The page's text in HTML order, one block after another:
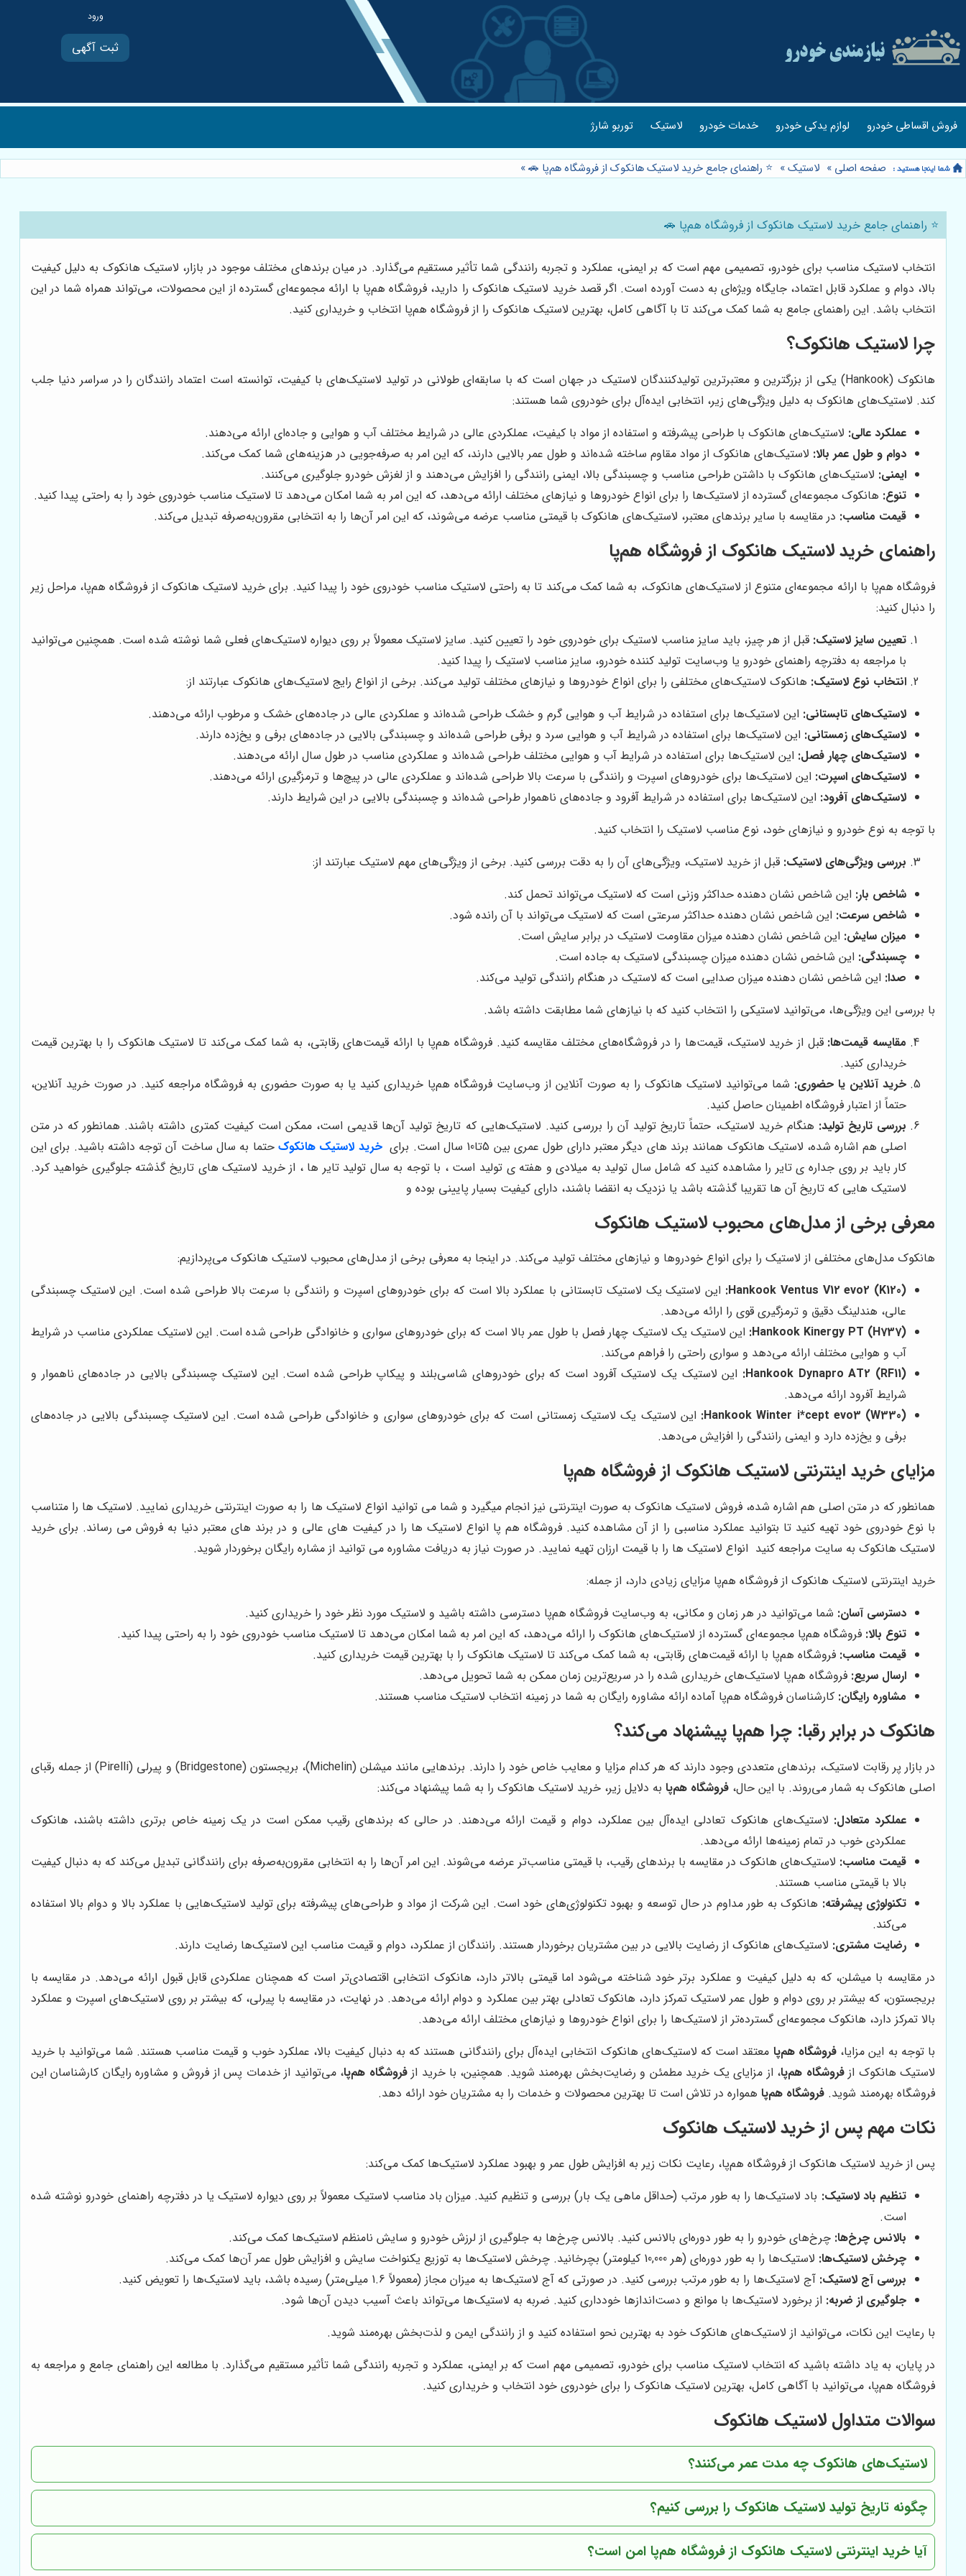
ثبت آگهی
فروش اقساطی خودرو لوازم یدکی خودرو خدمات خودرو لاستیک توربو شارژ
صفحه اصلی » لاستیک» ⭐️ راهنمای جامع خرید لاستیک هانکوک از فروشگاه هم‌پا 🚗»
⭐️ راهنمای جامع خرید لاستیک هانکوک از فروشگاه هم‌پا 🚗
انتخاب لاستیک مناسب برای خودرو، تصمیمی مهم است که بر ایمنی، عملکرد و تجربه رانندگی شما تأثیر مستقیم می‌گذارد. در میان برندهای مختلف موجود در بازار، لاستیک هانکوک به دلیل کیفیت
بالا، دوام و عملکرد قابل اعتماد، جایگاه ویژه‌ای به دست آورده است. اگر قصد خرید لاستیک هانکوک را دارید، فروشگاه هم‌پا با ارائه مجموعه‌ای گسترده از این محصولات، می‌تواند همراه شما در این
انتخاب باشد. این راهنمای جامع به شما کمک می‌کند تا با آگاهی کامل، بهترین لاستیک هانکوک را از فروشگاه هم‌پا انتخاب و خریداری کنید.
چرا لاستیک هانکوک؟
هانکوک (Hankook) یکی از بزرگترین و معتبرترین تولیدکنندگان لاستیک در جهان است که با سابقه‌ای طولانی در تولید لاستیک‌های با کیفیت، توانسته است اعتماد رانندگان را در سراسر دنیا جلب
کند. لاستیک‌های هانکوک به دلیل ویژگی‌های زیر، انتخابی ایده‌آل برای خودروی شما هستند:
عملکرد عالی: لاستیک‌های هانکوک با طراحی پیشرفته و استفاده از مواد با کیفیت، عملکردی عالی در شرایط مختلف آب و هوایی و جاده‌ای ارائه می‌دهند.
دوام و طول عمر بالا: لاستیک‌های هانکوک از مواد مقاوم ساخته شده‌اند و طول عمر بالایی دارند، که این امر به صرفه‌جویی در هزینه‌های شما کمک می‌کند.
ایمنی: لاستیک‌های هانکوک با داشتن طراحی مناسب و چسبندگی بالا، ایمنی رانندگی را افزایش می‌دهند و از لغزش خودرو جلوگیری می‌کنند.
تنوع: هانکوک مجموعه‌ای گسترده از لاستیک‌ها را برای انواع خودروها و نیازهای مختلف ارائه می‌دهد، که این امر به شما امکان می‌دهد تا لاستیک مناسب خودروی خود را به راحتی پیدا کنید.
قیمت مناسب: در مقایسه با سایر برندهای معتبر، لاستیک‌های هانکوک با قیمتی مناسب عرضه می‌شوند، که این امر آن‌ها را به انتخابی مقرون‌به‌صرفه تبدیل می‌کند.
راهنمای خرید لاستیک هانکوک از فروشگاه هم‌پا
فروشگاه هم‌پا با ارائه مجموعه‌ای متنوع از لاستیک‌های هانکوک، به شما کمک می‌کند تا به راحتی لاستیک مناسب خودروی خود را پیدا کنید. برای خرید لاستیک هانکوک از فروشگاه هم‌پا، مراحل زیر
را دنبال کنید:
تعیین سایز لاستیک: قبل از هر چیز، باید سایز مناسب لاستیک برای خودروی خود را تعیین کنید. سایز لاستیک معمولاً بر روی دیواره لاستیک‌های فعلی شما نوشته شده است. همچنین می‌توانید
با مراجعه به دفترچه راهنمای خودرو یا وب‌سایت تولید کننده خودرو، سایز مناسب لاستیک را پیدا کنید.
انتخاب نوع لاستیک: هانکوک لاستیک‌های مختلفی را برای انواع خودروها و نیازهای مختلف تولید می‌کند. برخی از انواع رایج لاستیک‌های هانکوک عبارتند از:
لاستیک‌های تابستانی: این لاستیک‌ها برای استفاده در شرایط آب و هوایی گرم و خشک طراحی شده‌اند و عملکردی عالی در جاده‌های خشک و مرطوب ارائه می‌دهند.
لاستیک‌های زمستانی: این لاستیک‌ها برای استفاده در شرایط آب و هوایی سرد و برفی طراحی شده‌اند و چسبندگی بالایی در جاده‌های برفی و یخ‌زده دارند.
لاستیک‌های چهار فصل: این لاستیک‌ها برای استفاده در شرایط آب و هوایی مختلف طراحی شده‌اند و عملکردی مناسب در طول سال ارائه می‌دهند.
لاستیک‌های اسپرت: این لاستیک‌ها برای خودروهای اسپرت و رانندگی با سرعت بالا طراحی شده‌اند و عملکردی عالی در پیچ‌ها و ترمزگیری ارائه می‌دهند.
لاستیک‌های آفرود: این لاستیک‌ها برای استفاده در شرایط آفرود و جاده‌های ناهموار طراحی شده‌اند و چسبندگی بالایی در این شرایط دارند.
با توجه به نوع خودرو و نیازهای خود، نوع مناسب لاستیک را انتخاب کنید.
بررسی ویژگی‌های لاستیک: قبل از خرید لاستیک، ویژگی‌های آن را به دقت بررسی کنید. برخی از ویژگی‌های مهم لاستیک عبارتند از:
شاخص بار: این شاخص نشان دهنده حداکثر وزنی است که لاستیک می‌تواند تحمل کند.
شاخص سرعت: این شاخص نشان دهنده حداکثر سرعتی است که لاستیک می‌تواند با آن رانده شود.
میزان سایش: این شاخص نشان دهنده میزان مقاومت لاستیک در برابر سایش است.
چسبندگی: این شاخص نشان دهنده میزان چسبندگی لاستیک به جاده است.
صدا: این شاخص نشان دهنده میزان صدایی است که لاستیک در هنگام رانندگی تولید می‌کند.
با بررسی این ویژگی‌ها، می‌توانید لاستیکی را انتخاب کنید که با نیازهای شما مطابقت داشته باشد.
مقایسه قیمت‌ها: قبل از خرید لاستیک، قیمت‌ها را در فروشگاه‌های مختلف مقایسه کنید. فروشگاه هم‌پا با ارائه قیمت‌های رقابتی، به شما کمک می‌کند تا لاستیک هانکوک را با بهترین قیمت
خریداری کنید.
خرید آنلاین یا حضوری: شما می‌توانید لاستیک هانکوک را به صورت آنلاین از وب‌سایت فروشگاه هم‌پا خریداری کنید یا به صورت حضوری به فروشگاه مراجعه کنید. در صورت خرید آنلاین،
حتماً از اعتبار فروشگاه اطمینان حاصل کنید.
بررسی تاریخ تولید: هنگام خرید لاستیک، حتماً تاریخ تولید آن را بررسی کنید. لاستیک‌هایی که تاریخ تولید آن‌ها قدیمی است، ممکن است کیفیت کمتری داشته باشند. همانطور که در متن
اصلی هم اشاره شده، لاستیک هانکوک همانند برند های دیگر معتبر دارای طول عمری بین 5تا10 سال است. برای
خرید لاستیک هانکوکحتما به سال ساخت آن توجه داشته باشید. برای این
کار باید بر روی جداره ی تایر را مشاهده کنید که شامل سال تولید به میلادی و هفته ی تولید است ، با توجه به سال تولید تایر ها ، از خرید لاستیک های تاریخ گذشته جلوگیری خواهید کرد.
لاستیک هایی که تاریخ آن ها تقریبا گذشته باشد یا نزدیک به انقضا باشند، دارای کیفیت بسیار پایینی بوده و
معرفی برخی از مدل‌های محبوب لاستیک هانکوک
هانکوک مدل‌های مختلفی از لاستیک را برای انواع خودروها و نیازهای مختلف تولید می‌کند. در اینجا به معرفی برخی از مدل‌های محبوب لاستیک هانکوک می‌پردازیم:
Hankook Ventus V12 evo2 (K120): این لاستیک یک لاستیک تابستانی با عملکرد بالا است که برای خودروهای اسپرت و رانندگی با سرعت بالا طراحی شده است. این لاستیک چسبندگی
عالی، هندلینگ دقیق و ترمزگیری قوی را ارائه می‌دهد.
Hankook Kinergy PT (H737): این لاستیک یک لاستیک چهار فصل با طول عمر بالا است که برای خودروهای سواری و خانوادگی طراحی شده است. این لاستیک عملکردی مناسب در شرایط
آب و هوایی مختلف ارائه می‌دهد و سواری راحتی را فراهم می‌کند.
Hankook Dynapro AT2 (RF11): این لاستیک یک لاستیک آفرود است که برای خودروهای شاسی‌بلند و پیکاپ طراحی شده است. این لاستیک چسبندگی بالایی در جاده‌های ناهموار و
شرایط آفرود ارائه می‌دهد.
Hankook Winter i*cept evo3 (W330): این لاستیک یک لاستیک زمستانی است که برای خودروهای سواری و خانوادگی طراحی شده است. این لاستیک چسبندگی بالایی در جاده‌های
برفی و یخ‌زده دارد و ایمنی رانندگی را افزایش می‌دهد.
مزایای خرید اینترنتی لاستیک هانکوک از فروشگاه هم‌پا
همانطور که در متن اصلی هم اشاره شده، فروش لاستیک هانکوک به صورت اینترنتی نیز انجام میگیرد و شما می توانید انواع لاستیک ها را به صورت اینترنتی خریداری نمایید. لاستیک ها را متناسب
با نوع خودروی خود تهیه کنید تا بتوانید عملکرد مناسبی را از آن مشاهده کنید. فروشگاه هم پا انواع لاستیک ها را در کیفیت های عالی و در برند های معتبر دنیا به فروش می رساند. برای خرید
لاستیک هانکوک به سایت مراجعه کنید انواع لاستیک ها را با قیمت ارزان تهیه نمایید. در صورت نیاز به دریافت مشاوره می توانید از مشاره رایگان برخوردار شوید.
خرید اینترنتی لاستیک هانکوک از فروشگاه هم‌پا مزایای زیادی دارد، از جمله:
دسترسی آسان: شما می‌توانید در هر زمان و مکانی، به وب‌سایت فروشگاه هم‌پا دسترسی داشته باشید و لاستیک مورد نظر خود را خریداری کنید.
تنوع بالا: فروشگاه هم‌پا مجموعه‌ای گسترده از لاستیک‌های هانکوک را ارائه می‌دهد، که این امر به شما امکان می‌دهد تا لاستیک مناسب خودروی خود را به راحتی پیدا کنید.
قیمت مناسب: فروشگاه هم‌پا با ارائه قیمت‌های رقابتی، به شما کمک می‌کند تا لاستیک هانکوک را با بهترین قیمت خریداری کنید.
ارسال سریع: فروشگاه هم‌پا لاستیک‌های خریداری شده را در سریع‌ترین زمان ممکن به شما تحویل می‌دهد.
مشاوره رایگان: کارشناسان فروشگاه هم‌پا آماده ارائه مشاوره رایگان به شما در زمینه انتخاب لاستیک مناسب هستند.
هانکوک در برابر رقبا: چرا هم‌پا پیشنهاد می‌کند؟
در بازار پر رقابت لاستیک، برندهای متعددی وجود دارند که هر کدام مزایا و معایب خاص خود را دارند. برندهایی مانند میشلن (Michelin)، بریجستون (Bridgestone) و پیرلی (Pirelli) از جمله رقبای
اصلی هانکوک به شمار می‌روند. با این حال، فروشگاه هم‌پابه دلایل زیر، خرید لاستیک هانکوک را به شما پیشنهاد می‌کند:
عملکرد متعادل: لاستیک‌های هانکوک تعادلی ایده‌آل بین عملکرد، دوام و قیمت ارائه می‌دهند. در حالی که برندهای رقیب ممکن است در یک زمینه خاص برتری داشته باشند، هانکوک
عملکردی خوب در تمام زمینه‌ها ارائه می‌دهد.
قیمت مناسب: لاستیک‌های هانکوک در مقایسه با برندهای رقیب، با قیمتی مناسب‌تر عرضه می‌شوند. این امر آن‌ها را به انتخابی مقرون‌به‌صرفه برای رانندگانی تبدیل می‌کند که به دنبال کیفیت
بالا با قیمتی مناسب هستند.
تکنولوژی پیشرفته: هانکوک به طور مداوم در حال توسعه و بهبود تکنولوژی‌های خود است. این شرکت از مواد و طراحی‌های پیشرفته برای تولید لاستیک‌هایی با عملکرد بالا و دوام بالا استفاده
می‌کند.
رضایت مشتری: لاستیک‌های هانکوک از رضایت بالایی در بین مشتریان برخوردار هستند. رانندگان از عملکرد، دوام و قیمت مناسب این لاستیک‌ها رضایت دارند.
در مقایسه با میشلن، که به دلیل کیفیت و عملکرد برتر خود شناخته می‌شود اما قیمتی بالاتر دارد، هانکوک انتخابی اقتصادی‌تر است که همچنان عملکردی قابل قبول ارائه می‌دهد. در مقایسه با
بریجستون، که بیشتر بر روی دوام و طول عمر لاستیک تمرکز دارد، هانکوک تعادلی بهتر بین عملکرد و دوام ارائه می‌دهد. در نهایت، در مقایسه با پیرلی، که بیشتر بر روی لاستیک‌های اسپرت و عملکرد
بالا تمرکز دارد، هانکوک مجموعه‌ای گسترده‌تر از لاستیک‌ها را برای انواع خودروها و نیازهای مختلف ارائه می‌دهد.
با توجه به این مزایا،فروشگاه هم‌پا معتقد است که لاستیک‌های هانکوک انتخابی ایده‌آل برای رانندگانی هستند که به دنبال کیفیت بالا، عملکرد خوب و قیمت مناسب هستند. شما می‌توانید با خرید
لاستیک هانکوک ازفروشگاه هم‌پا، از مزایای یک خرید مطمئن و رضایت‌بخش بهره‌مند شوید. همچنین، با خرید ازفروشگاه هم‌پا، می‌توانید از خدمات پس از فروش و مشاوره رایگان کارشناسان این
فروشگاه بهره‌مند شوید. فروشگاه هم‌پاهمواره در تلاش است تا بهترین محصولات و خدمات را به مشتریان خود ارائه دهد.
نکات مهم پس از خرید لاستیک هانکوک
پس از خرید لاستیک هانکوک از فروشگاه هم‌پا، رعایت نکات زیر به افزایش طول عمر و بهبود عملکرد لاستیک‌ها کمک می‌کند:
تنظیم باد لاستیک: باد لاستیک‌ها را به طور مرتب (حداقل ماهی یک بار) بررسی و تنظیم کنید. میزان باد مناسب لاستیک معمولاً بر روی دیواره لاستیک یا در دفترچه راهنمای خودرو نوشته شده
است.
بالانس چرخ‌ها: چرخ‌های خودرو را به طور دوره‌ای بالانس کنید. بالانس چرخ‌ها به جلوگیری از لرزش خودرو و سایش نامنظم لاستیک‌ها کمک می‌کند.
چرخش لاستیک‌ها: لاستیک‌ها را به طور دوره‌ای (هر 10,000 کیلومتر) بچرخانید. چرخش لاستیک‌ها به توزیع یکنواخت سایش و افزایش طول عمر آن‌ها کمک می‌کند.
بررسی آج لاستیک: آج لاستیک‌ها را به طور مرتب بررسی کنید. در صورتی که آج لاستیک‌ها به میزان مجاز (معمولاً 1.6 میلی‌متر) رسیده باشد، باید لاستیک‌ها را تعویض کنید.
جلوگیری از ضربه: از برخورد لاستیک‌ها با موانع و دست‌اندازها خودداری کنید. ضربه به لاستیک‌ها می‌تواند باعث آسیب دیدن آن‌ها شود.
با رعایت این نکات، می‌توانید از لاستیک‌های هانکوک خود به بهترین نحو استفاده کنید و از رانندگی ایمن و لذت‌بخش بهره‌مند شوید.
در پایان، به یاد داشته باشید که انتخاب لاستیک مناسب برای خودرو، تصمیمی مهم است که بر ایمنی، عملکرد و تجربه رانندگی شما تأثیر مستقیم می‌گذارد. با مطالعه این راهنمای جامع و مراجعه به
فروشگاه هم‌پا، می‌توانید با آگاهی کامل، بهترین لاستیک هانکوک را برای خودروی خود انتخاب و خریداری کنید.
سوالات متداول لاستیک هانکوک
لاستیک‌های هانکوک چه مدت عمر می‌کنند؟
چگونه تاریخ تولید لاستیک هانکوک را بررسی کنیم؟
آیا خرید اینترنتی لاستیک هانکوک از فروشگاه هم‌پا امن است؟